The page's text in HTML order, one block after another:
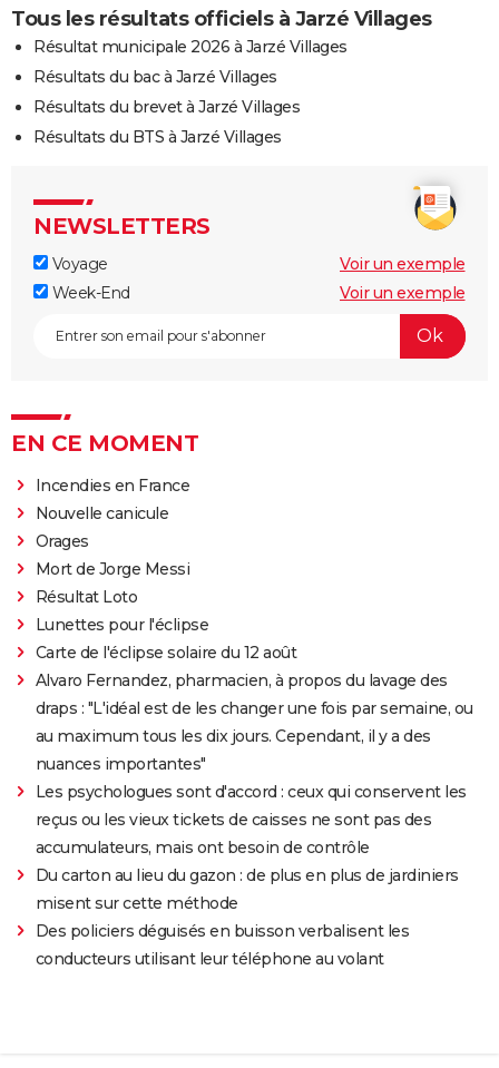
Tous les résultats officiels à Jarzé Villages
Résultat municipale 2026 à Jarzé Villages
Résultats du bac à Jarzé Villages
Résultats du brevet à Jarzé Villages
Résultats du BTS à Jarzé Villages
NEWSLETTERS
Voyage
Voir un exemple
Week-End
Voir un exemple
EN CE MOMENT
Incendies en France
Nouvelle canicule
Orages
Mort de Jorge Messi
Résultat Loto
Lunettes pour l'éclipse
Carte de l'éclipse solaire du 12 août
Alvaro Fernandez, pharmacien, à propos du lavage des
draps : "L'idéal est de les changer une fois par semaine, ou
au maximum tous les dix jours. Cependant, il y a des
nuances importantes"
Les psychologues sont d'accord : ceux qui conservent les
reçus ou les vieux tickets de caisses ne sont pas des
accumulateurs, mais ont besoin de contrôle
Du carton au lieu du gazon : de plus en plus de jardiniers
misent sur cette méthode
Des policiers déguisés en buisson verbalisent les
conducteurs utilisant leur téléphone au volant